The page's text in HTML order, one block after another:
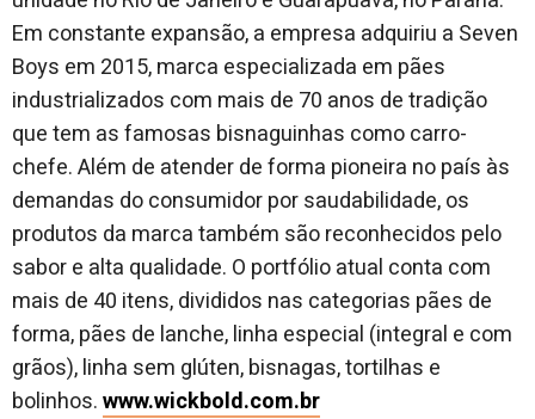
Em constante expansão, a empresa adquiriu a Seven
Boys em 2015, marca especializada em pães
industrializados com mais de 70 anos de tradição
que tem as famosas bisnaguinhas como carro-
chefe. Além de atender de forma pioneira no país às
demandas do consumidor por saudabilidade, os
produtos da marca também são reconhecidos pelo
sabor e alta qualidade. O portfólio atual conta com
mais de 40 itens, divididos nas categorias pães de
forma, pães de lanche, linha especial (integral e com
grãos), linha sem glúten, bisnagas, tortilhas e
bolinhos.www.wickbold.com.br